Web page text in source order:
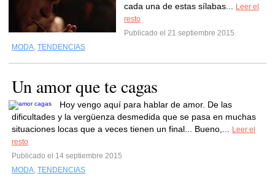
cada una de estas sílabas...
Leer el
resto
Publicado el 21 septiembre 2015
MODA, TENDENCIAS
Un amor que te cagas
Hoy vengo aquí para hablar de amor. De las
dificultades y la vergüenza desmedida que se pasa en muchas
situaciones locas que a veces tienen un final... Bueno,...
Leer el
resto
Publicado el 14 septiembre 2015
MODA, TENDENCIAS